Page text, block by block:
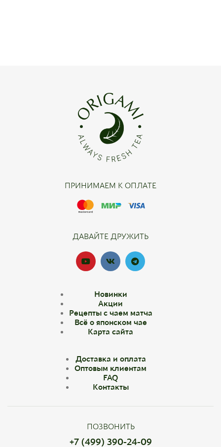
ПРИНИМАЕМ К ОПЛАТЕ
ДАВАЙТЕ ДРУЖИТЬ
Новинки
Акции
Рецепты с чаем матча
Всё о японском чае
Карта сайта
Доставка и оплата
Оптовым клиентам
FAQ
Контакты
ПОЗВОНИТЬ
+7 (499) 390-24-09